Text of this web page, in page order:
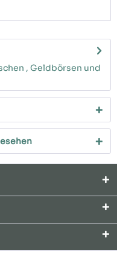
, Geldbörsen und